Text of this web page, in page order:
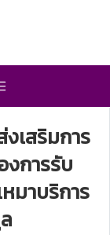
เสริมการ
งการรับ
มาบริการ